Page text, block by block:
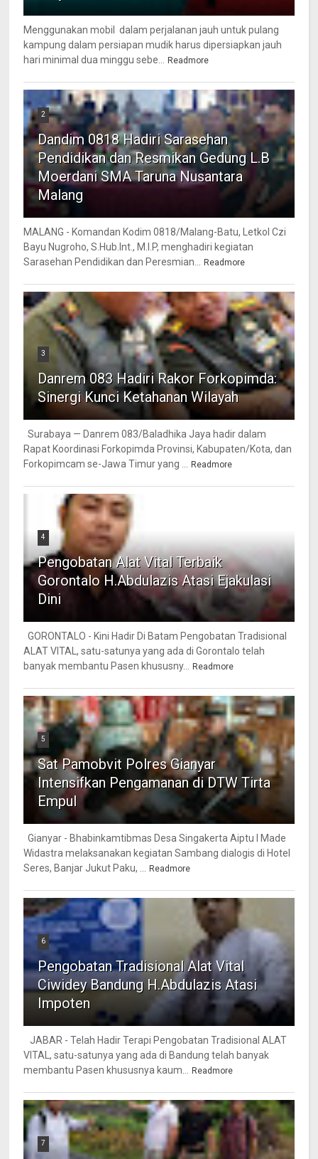
Menggunakan mobil dalam perjalanan jauh untuk pulang
kampung dalam persiapan mudik harus dipersiapkan jauh
hari minimal dua minggu sebe...
Readmore
2
Dandim 0818 Hadiri Sarasehan
Pendidikan dan Resmikan Gedung L.B
Moerdani SMA Taruna Nusantara
Malang
MALANG - Komandan Kodim 0818/Malang-Batu, Letkol Czi
Bayu Nugroho, S.Hub.Int., M.I.P, menghadiri kegiatan
Sarasehan Pendidikan dan Peresmian...
Readmore
3
Danrem 083 Hadiri Rakor Forkopimda:
Sinergi Kunci Ketahanan Wilayah
Surabaya — Danrem 083/Baladhika Jaya hadir dalam
Rapat Koordinasi Forkopimda Provinsi, Kabupaten/Kota, dan
Forkopimcam se-Jawa Timur yang ...
Readmore
4
Pengobatan Alat Vital Terbaik
Gorontalo H.Abdulazis Atasi Ejakulasi
Dini
GORONTALO - Kini Hadir Di Batam Pengobatan Tradisional
ALAT VITAL, satu-satunya yang ada di Gorontalo telah
banyak membantu Pasen khususny...
Readmore
5
Sat Pamobvit Polres Gianyar
Intensifkan Pengamanan di DTW Tirta
Empul
Gianyar - Bhabinkamtibmas Desa Singakerta Aiptu I Made
Widastra melaksanakan kegiatan Sambang dialogis di Hotel
Seres, Banjar Jukut Paku, ...
Readmore
6
Pengobatan Tradisional Alat Vital
Ciwidey Bandung H.Abdulazis Atasi
Impoten
JABAR - Telah Hadir Terapi Pengobatan Tradisional ALAT
VITAL, satu-satunya yang ada di Bandung telah banyak
membantu Pasen khususnya kaum...
Readmore
7